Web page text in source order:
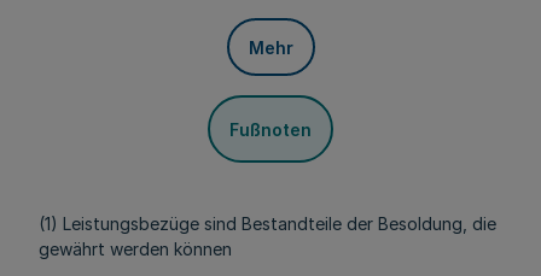
Mehr
Fußnoten
(1) Leistungsbezüge sind Bestandteile der Besoldung, die
gewährt werden können